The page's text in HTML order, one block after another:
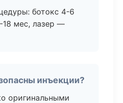
ботокс 4-6
мес, лазер —
инъекции?
оригинальными